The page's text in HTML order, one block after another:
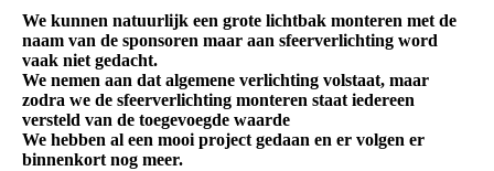
We kunnen natuurlijk een grote lichtbak monteren met de
naam van de sponsoren maar aan sfeerverlichting word
vaak niet gedacht.
We nemen aan dat algemene verlichting volstaat, maar
zodra we de sfeerverlichting monteren staat iedereen
versteld van de toegevoegde waarde
We hebben al een mooi project gedaan en er volgen er
binnenkort nog meer.